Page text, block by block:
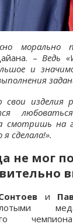
морально
– Ведь
и
изделия
смотришь на
сделала!».
не мог
и